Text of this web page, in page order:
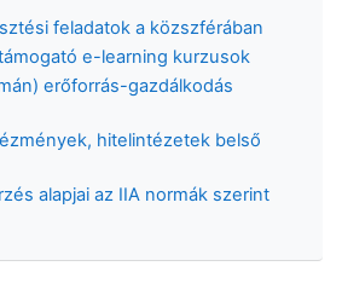
feladatok a közszférában
e-learning kurzusok
erőforrás-gazdálkodás
hitelintézetek belső
alapjai az IIA normák szerint